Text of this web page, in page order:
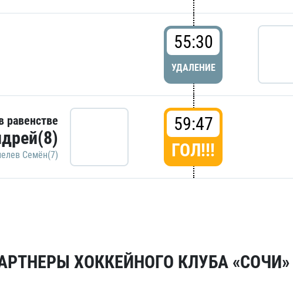
55:30
УДАЛЕНИЕ
равенстве
Семён(7)
59:47
ГОЛ!!!
ХОККЕЙНОГО КЛУБА «СОЧИ»